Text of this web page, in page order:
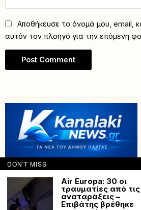
Αποθήκευσε το όνομά μου, email,
αυτόν τον πλοηγό για την επόμενη
DON'T MISS
Air Europa: 30 οι
τραυματίες από τις
αναταράξεις –
Επιβάτης βρέθηκε